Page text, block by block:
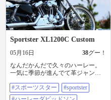
ションじゃなくこの色が選べるな
んてすごいと思いました😉 という
訳でキュウリ🥒の盛りが終わった
らまたツーリングお願いします🙇 #
ハーレー #スポーツスター #X350 #
中型外車倶楽部 #ALEXtouringclub
Sportster XL1200C Custom
05月16日 38グー！
なんだかんだで久々のハーレー。
一気に季節が進んでて革ジャンだ
#sportster #ハーレーダビッドソン
#harleydavidson #xl1200c
#スポーツスター
#sportster